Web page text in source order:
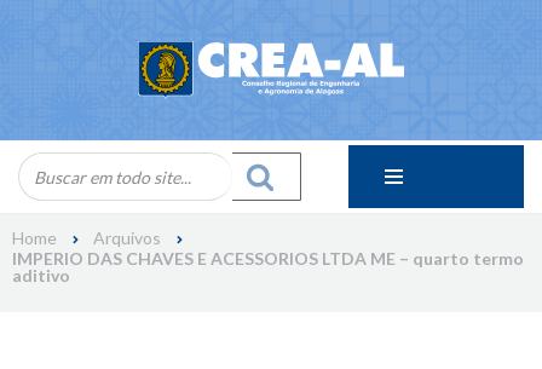
Home
Arquivos
IMPERIO DAS CHAVES E ACESSORIOS LTDA ME – quarto termo
aditivo